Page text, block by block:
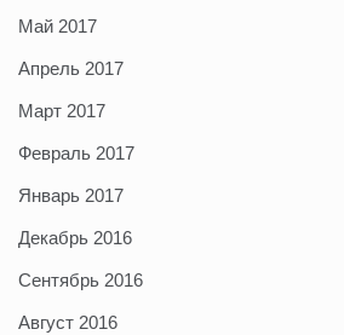
Май 2017
Апрель 2017
Март 2017
Февраль 2017
Январь 2017
Декабрь 2016
Сентябрь 2016
Август 2016